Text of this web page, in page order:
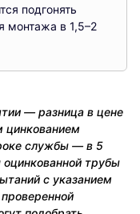
подгонять
монтажа в 1,5–2
— разница в цене
цинкованием
службы — в 5
трубы
с указанием